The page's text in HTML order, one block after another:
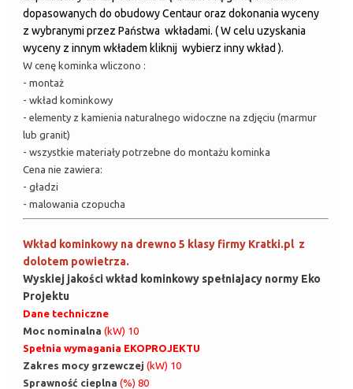
dopasowanych do obudowy Centaur oraz dokonania wyceny
z wybranymi przez Państwa wkładami. ( W celu uzyskania
wyceny z innym wkładem kliknij wybierz inny wkład ).
W cenę kominka wliczono :
- montaż
- wkład kominkowy
- elementy z kamienia naturalnego widoczne na zdjęciu (marmur
lub granit)
- wszystkie materiały potrzebne do montażu kominka
Cena nie zawiera:
- gładzi
- malowania czopucha
Wkład kominkowy na drewno 5 klasy firmy Kratki.pl z
dolotem powietrza.
Wyskiej jakości wkład kominkowy spełniajacy normy Eko
Projektu
Dane techniczne
Moc nominalna (kW) 10
Spełnia wymagania EKOPROJEKTU
Zakres mocy grzewczej (kW) 10
Sprawność cieplna (%) 80